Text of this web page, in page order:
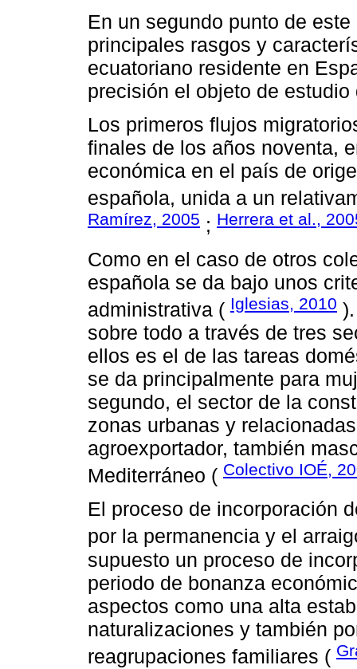
En un segundo punto de
principales rasgos y
ecuatoriano residente en
precisión el objeto de
Los primeros flujos
finales de los años noventa,
económica en el país de
española, unida a un
Ramírez, 2005 ; Herrera et al.,
Como en el caso de otros
española se da bajo unos
administrativa ( Iglesias, 2010
sobre todo a través de tres
ellos es el de las tareas
se da principalmente para
segundo, el sector de la
zonas urbanas y
agroexportador, también
Mediterráneo ( Colectivo IOÉ,
El proceso de incorporación
por la permanencia y el
supuesto un proceso de
periodo de bonanza
aspectos como una alta
naturalizaciones y también
reagrupaciones familiares (